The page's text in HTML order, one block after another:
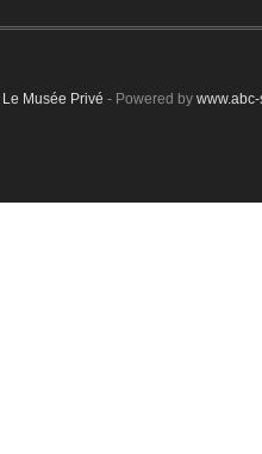
Le Musée Privé - Powered by